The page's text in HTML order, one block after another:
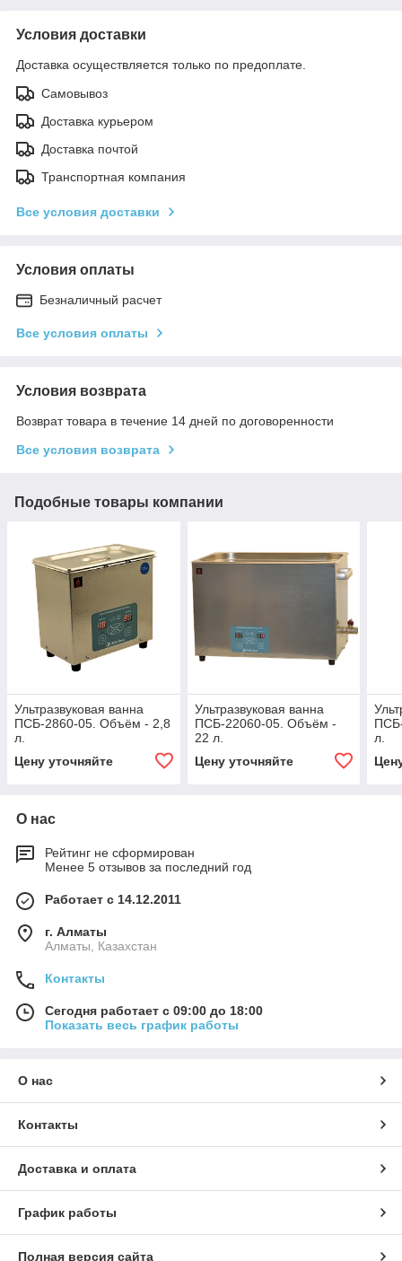
Условия доставки
Доставка осуществляется только по предоплате.
Самовывоз
Доставка курьером
Доставка почтой
Транспортная компания
Все условия доставки
Условия оплаты
Безналичный расчет
Все условия оплаты
Условия возврата
Возврат товара в течение 14 дней по договоренности
Все условия возврата
Подобные товары компании
Ультразвуковая ванна
ПСБ-2860-05. Объём - 2,8
л.
Цену уточняйте
Ультразвуковая ванна
ПСБ-22060-05. Объём -
22 л.
Цену уточняйте
л.
О нас
Рейтинг не сформирован
Менее 5 отзывов за последний год
Работает с 14.12.2011
г. Алматы
Алматы, Казахстан
Контакты
Сегодня работает с 09:00 до 18:00
Показать весь график работы
О нас
Контакты
Доставка и оплата
График работы
Полная версия сайта